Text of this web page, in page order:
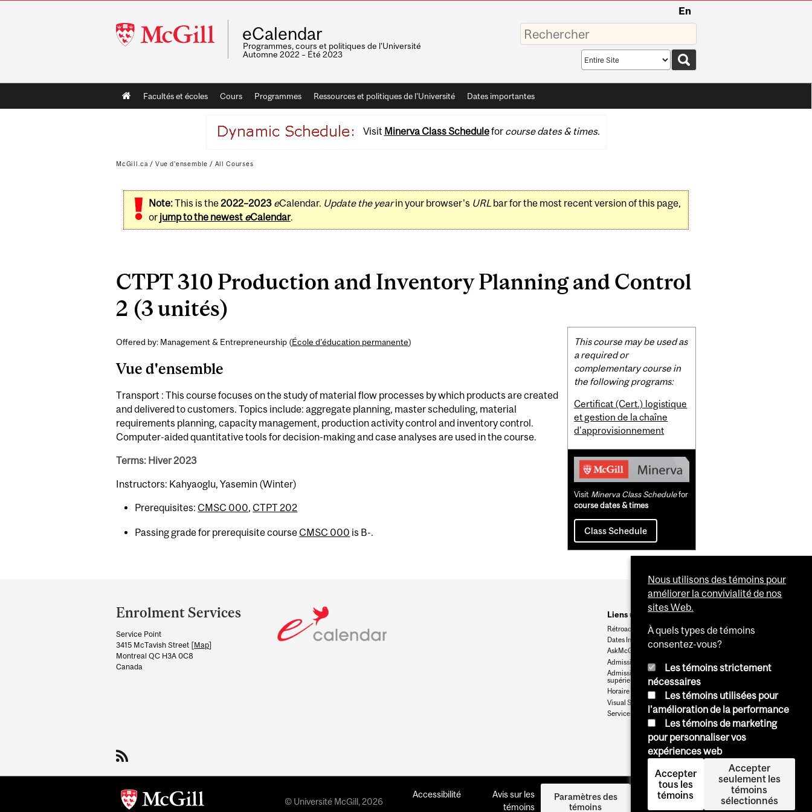
McGill
University
En
eCalendar
Programmes, cours et politiques de l'Université
Automne 2022 – Été 2023
Saisissez
vos
mots-
Search
scope
Main
navigation
Facultés et écoles Cours Programmes Ressources et politiques de l'Université Dates importantes
Visit Minerva Class Schedulefor course dates & times.
McGill.ca / Vue d'ensemble / All Courses
Note:This is the2022–2023 eCalendar. Update the yearin your browser's URLbar for the most recent version of this page,
or jump to the newest eCalendar.
CTPT 310 Production and Inventory Planning and Control
2 (3 unités)
Offered by: Management & Entrepreneurship (École d’éducation permanente)
Vue d'ensemble
Transport : This course focuses on the study of material flow processes by which products are created
and delivered to customers. Topics include: aggregate planning, master scheduling, material
requirements planning, capacity management, production activity control and inventory control.
Computer-aided quantitative tools for decision-making and case analyses are used in the course.
Terms: Hiver 2023
Instructors: Kahyaoglu, Yasemin (Winter)
Prerequisites:CMSC 000,CTPT 202
Passing grade for prerequisite courseCMSC 000 is B-.
Related
Content
This course may be used as
a required or
complementary course in
the following programs:
Certificat (Cert.) logistique
et gestion de la chaîne
d'approvisionnement
Visit Minerva Class Schedulefor
course dates & times
Class Schedule
and
University
Information
Enrolment Services
Service Point
3415 McTavish Street [Map]
Montreal QC H3A 0C8
Canada
Liens utiles
Rétroaction
Dates Importantes
AskMcGill
Admission au premier cycle
Admissions aux cycles
supérieurs et postdoctoraux
Horaire des cours
Visual Schedule Builder
Services aux étudiants
© Université McGill, 2026
Accessibilité
Avis sur les
témoins
Paramètres des
témoins
Se
connecter
Nous utilisons des témoins pour
améliorer la convivialité de nos
sites Web.
À quels types de témoins
consentez-vous?
Les témoins strictement
nécessaires
Les témoins utilisées pour
l'amélioration de la performance
Les témoins de marketing
pour personnaliser vos
expériences web
Accepter
tous les
témoins
Accepter
seulement les
témoins
sélectionnés